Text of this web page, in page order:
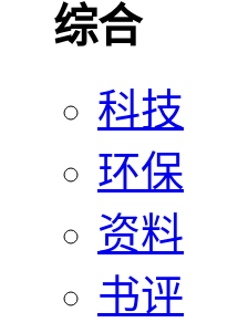
综合
科技
环保
资料
书评